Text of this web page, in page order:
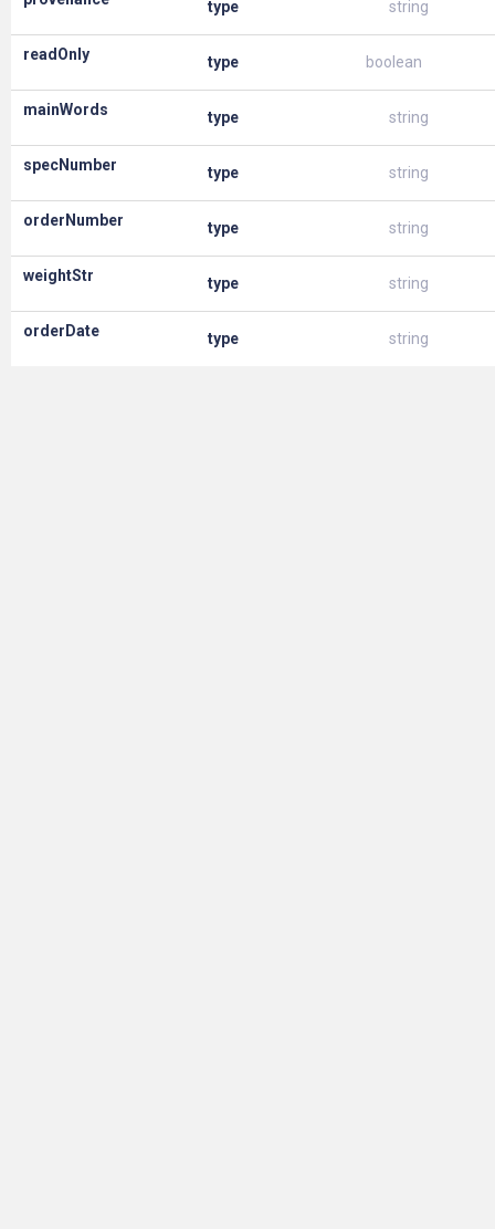
type string
readOnly type boolean
mainWords type string
specNumber type string
orderNumber type string
weightStr type string
orderDate type string